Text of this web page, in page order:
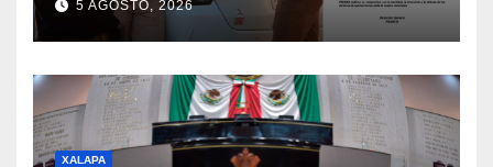
5 AGOSTO, 2026
XALAPA